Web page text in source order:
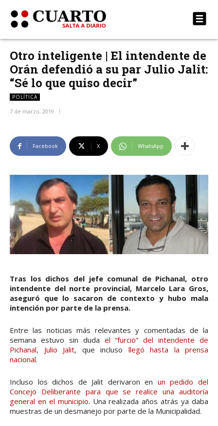
Otro inteligente | El intendente de
Orán defendió a su par Julio Jalit:
“Sé lo que quiso decir”
POLÍTICA
7 de marzo, 2019
Facebook X WhatsApp
Tras los dichos del jefe comunal de Pichanal, otro
intendente del norte provincial, Marcelo Lara Gros,
aseguró que lo sacaron de contexto y hubo mala
intención por parte de la prensa.
Entre las noticias más relevantes y comentadas de la
semana estuvo sin duda el “furcio” del intendente de
Pichanal, Julio Jalit, que incluso llegó hasta la prensa
nacional.
Incluso los dichos de Jalit derivaron en un pedido del
Concejo Deliberante para que se realice una auditoría
general en el municipio. Una realizada años atrás ya daba
muestras de un desmanejo por parte de la Municipalidad.